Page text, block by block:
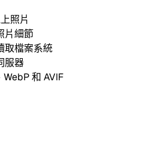
照片
片細節
取檔案系統
服器
和 AVIF